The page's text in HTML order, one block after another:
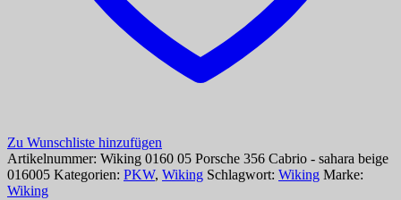
Zu Wunschliste hinzufügen
Artikelnummer: Wiking 0160 05 Porsche 356 Cabrio - sahara beige
016005 Kategorien: PKW, Wiking Schlagwort: Wiking Marke:
Wiking